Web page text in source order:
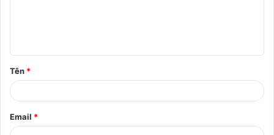
ậ
n
*
Tên *
Email *